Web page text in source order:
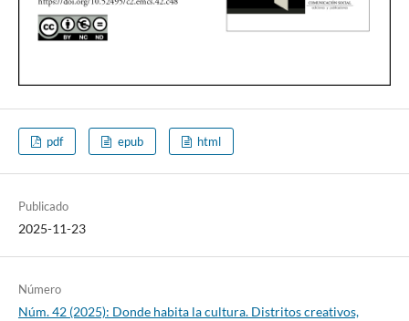
pdf epub html
Publicado
2025-11-23
Número
Núm. 42 (2025): Donde habita la cultura. Distritos creativos,